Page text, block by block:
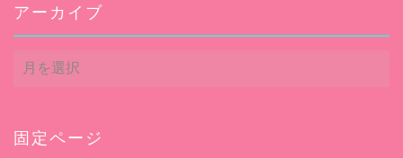
アーカイブ
ア
ー
ブ
固定ページ